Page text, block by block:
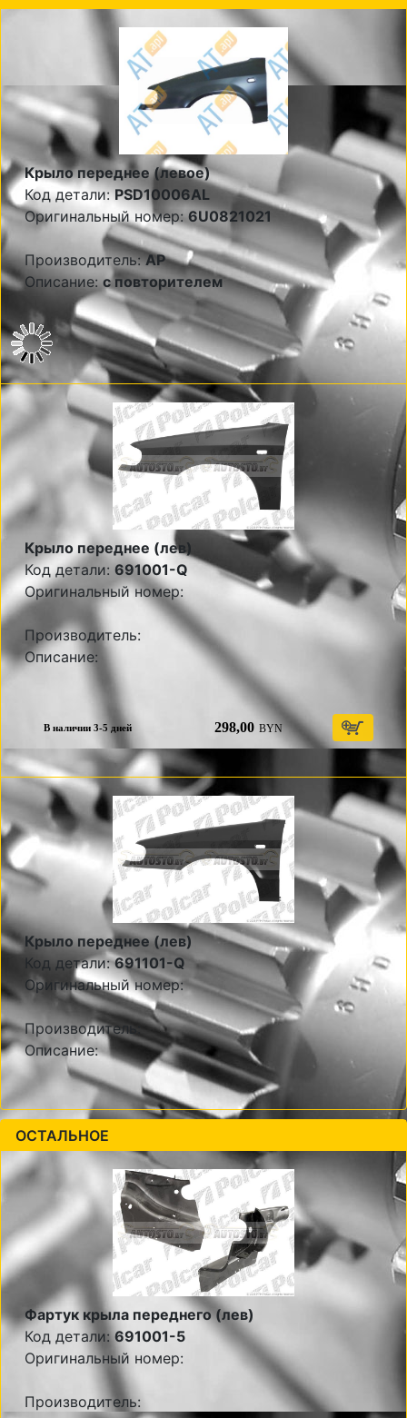
Крыло переднее (левое)
Код детали:PSD10006AL
Оригинальный номер:6U0821021
Производитель:AP
Описание:с повторителем
Крыло переднее (лев)
Код детали: 691001-Q
Оригинальный номер:
Производитель:
Описание:
В наличии 3-5 дней 298,00 BYN
Крыло переднее (лев)
Код детали:691101-Q
Оригинальный номер:
Производитель:
Описание:
ОСТАЛЬНОЕ
Фартук крыла переднего (лев)
Код детали:691001-5
Оригинальный номер:
Производитель: